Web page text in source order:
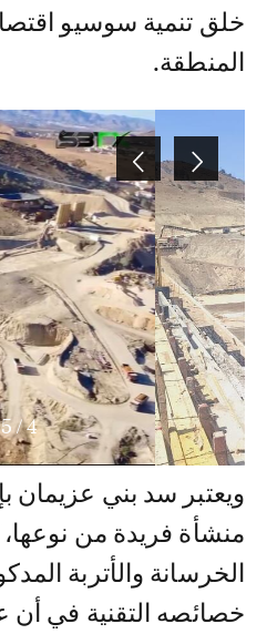
خلق تنمية سوسيو
المنطقة.
4
/
5
ويعتبر سد بني عزيمان
منشأة فريدة من نوعها،
الخرسانة والأتربة